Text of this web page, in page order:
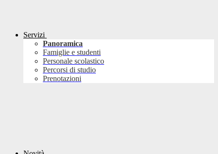
Servizi
Panoramica
Famiglie e studenti
Personale scolastico
Percorsi di studio
Prenotazioni